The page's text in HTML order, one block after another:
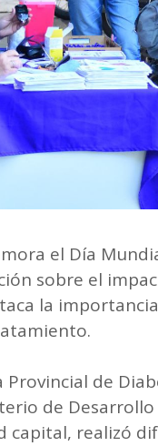
el Día
sobre el
la
de
de
capital, realizó